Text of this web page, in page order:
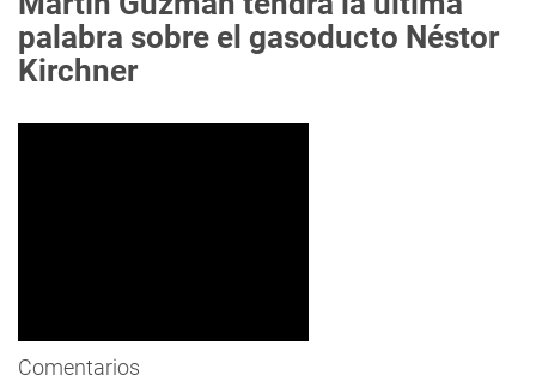
palabra sobre el gasoducto Néstor
Kirchner
Comentarios